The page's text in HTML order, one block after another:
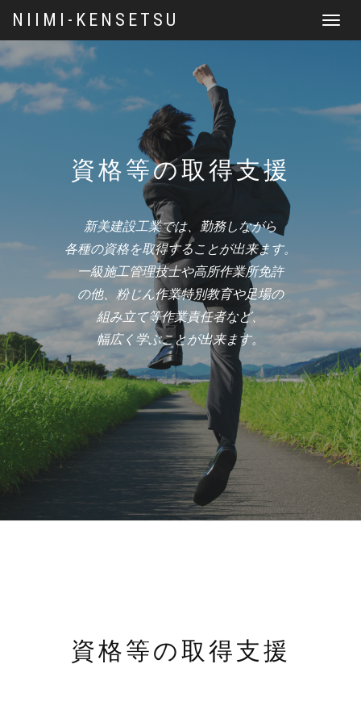
Toggle
NIIMI-KENSETSU
資格等の取得支援
新美建設工業では、勤務しながら
各種の資格を取得することが出来ます。
一級施工管理技士や高所作業所免許
の他、粉じん作業特別教育や足場の
組み立て等作業責任者など、
幅広く学ぶことが出来ます。
資格等の取得支援